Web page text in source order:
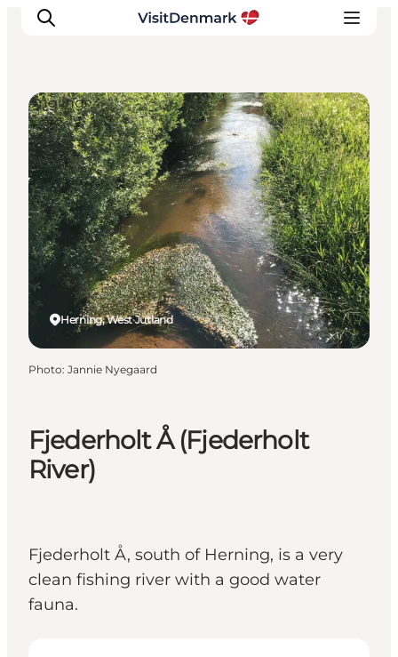
Inspirations
Destinations
Quoi faire
Hébergements
Planifiez votre voyage
Fjederholt Å (Fjederholt
River)
Fjederholt Å, south of Herning, is a very
clean fishing river with a good water
fauna.
Herning, West Jutland
Angling
Photo: Jannie Nyegaard